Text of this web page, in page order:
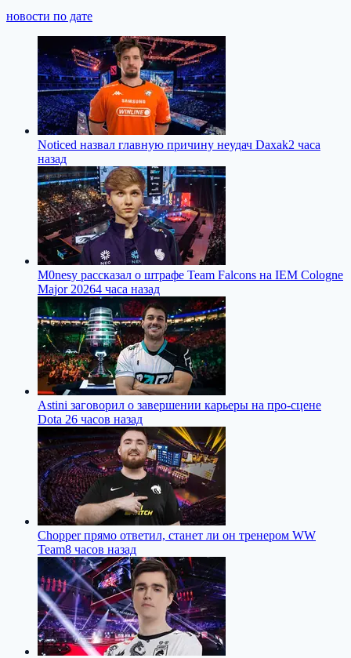
новости по дате
Noticed назвал главную причину неудач Daxak2 часа
назад
M0nesy рассказал о штрафе Team Falcons на IEM Cologne
Major 20264 часа назад
Astini заговорил о завершении карьеры на про-сцене
Dota 26 часов назад
Chopper прямо ответил, станет ли он тренером WW
Team8 часов назад